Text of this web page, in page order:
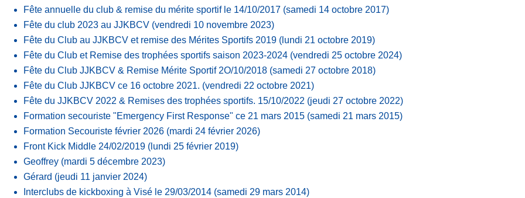
Fête annuelle du club & remise du mérite sportif le 14/10/2017 (samedi 14 octobre 2017)
Fête du club 2023 au JJKBCV (vendredi 10 novembre 2023)
Fête du Club au JJKBCV et remise des Mérites Sportifs 2019 (lundi 21 octobre 2019)
Fête du Club et Remise des trophées sportifs saison 2023-2024 (vendredi 25 octobre 2024)
Fête du Club JJKBCV & Remise Mérite Sportif 2O/10/2018 (samedi 27 octobre 2018)
Fête du Club JJKBCV ce 16 octobre 2021. (vendredi 22 octobre 2021)
Fête du JJKBCV 2022 & Remises des trophées sportifs. 15/10/2022 (jeudi 27 octobre 2022)
Formation secouriste "Emergency First Response" ce 21 mars 2015 (samedi 21 mars 2015)
Formation Secouriste février 2026 (mardi 24 février 2026)
Front Kick Middle 24/02/2019 (lundi 25 février 2019)
Geoffrey (mardi 5 décembre 2023)
Gérard (jeudi 11 janvier 2024)
Interclubs de kickboxing à Visé le 29/03/2014 (samedi 29 mars 2014)